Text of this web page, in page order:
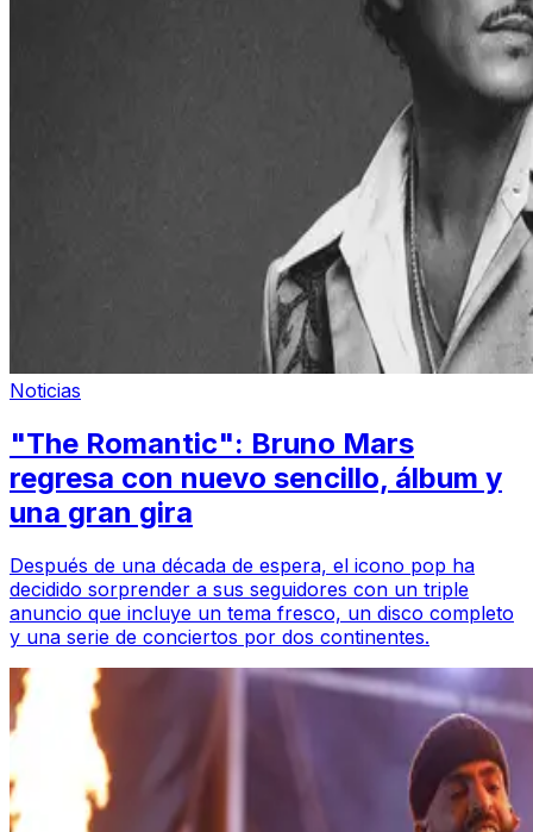
Noticias
"The Romantic": Bruno Mars
regresa con nuevo sencillo, álbum y
una gran gira
Después de una década de espera, el icono pop ha
decidido sorprender a sus seguidores con un triple
anuncio que incluye un tema fresco, un disco completo
y una serie de conciertos por dos continentes.